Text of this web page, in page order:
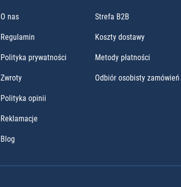
O nas
Regulamin
Polityka prywatności
Zwroty
Polityka opinii
Reklamacje
Blog
Strefa B2B
Koszty dostawy
Metody płatności
Odbiór osobisty zamówień